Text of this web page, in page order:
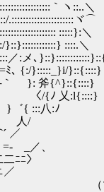
ヽ::..＼
ヾ⌒
:::::}:＼
::::.＼
ﾄ
}::{::::}
{^}::{::::}
:l{::::}
八:ﾉ
人/
／、
ﾆ〉
ターはま